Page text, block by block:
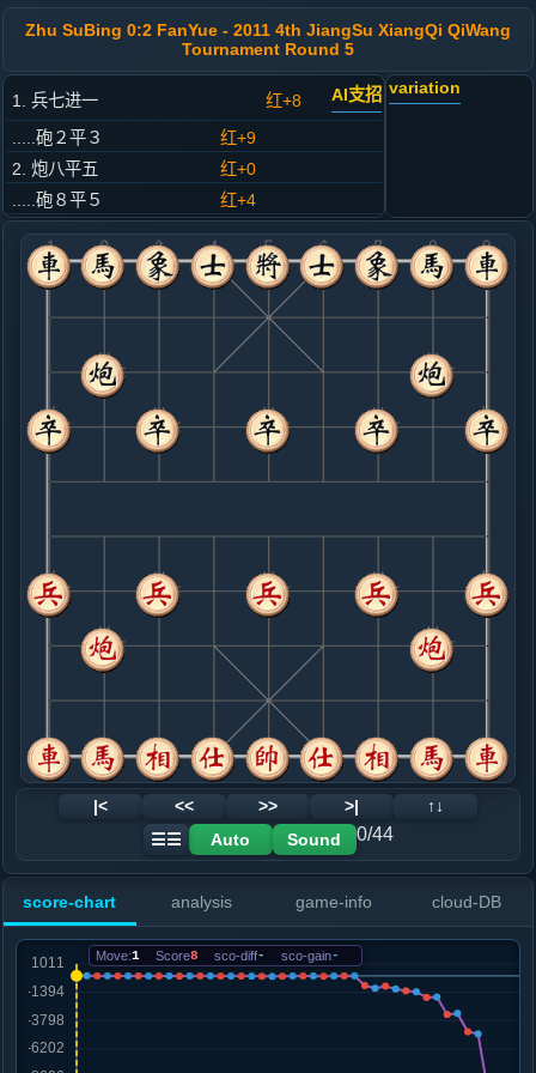
Zhu SuBing 0:2 FanYue - 2011 4th JiangSu XiangQi QiWang
Tournament Round 5
1. 兵七进一 红+8 AI支招
.....砲２平３
红+9
2. 炮八平五
红+0
.....砲８平５
红+4
3. 马二进三
黑+2
.....马８进７
黑+2
4. 车一平二
红+0
.....卒３进１
黑+5
5. 马八进九
黑+6
.....卒３进１
6. 车九平八
黑+12
.....马２进１
红+2
车９平８
7. 炮二进四
红+2
8. 炮二平五
黑+10
车二进四
.....马７进５
黑+7
9. 炮五进四
黑+11
.....车９进２
10. 车二进四
黑+28
车二进五
.....马１进３
黑+41
黑+28
车八进六
.....马３进４
黑+4
车９平６
12. 炮五退二
黑+4
黑+1
卒７进１
13. 车八进六
黑+30
炮五平七
.....车６进４
红+8
象３进１
15. 炮五平七
黑+821
车二进五
.....马４进５
16. 相三进五
variation
|< << >> >|
↑↓
☰☰
Auto Sound 0/44
score-chart analysis game-info cloud-DB
Move:1 Score8 sco-diff- sco-gain-